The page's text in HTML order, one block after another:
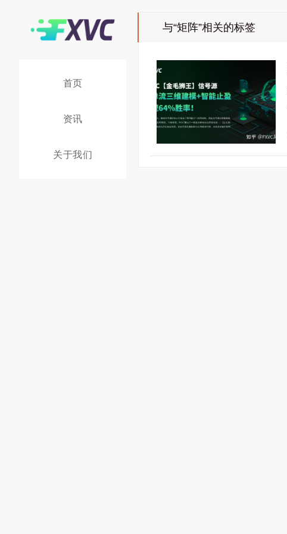
首页
资讯
关于我们
与“矩阵”相关的标签